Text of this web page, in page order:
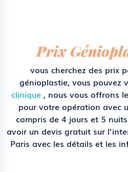
Prix
vous cherchez des prix
génioplastie, vous pouvez
clinique, nous vous offrons
pour votre opération avec
compris de 4 jours et 5
avoir un devis gratuit sur
Paris avec les détails et les